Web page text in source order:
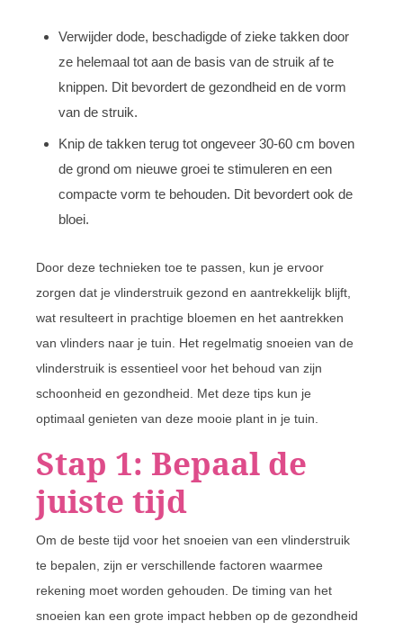
Verwijder dode, beschadigde of zieke takken door
ze helemaal tot aan de basis van de struik af te
knippen. Dit bevordert de gezondheid en de vorm
van de struik.
Knip de takken terug tot ongeveer 30-60 cm boven
de grond om nieuwe groei te stimuleren en een
compacte vorm te behouden. Dit bevordert ook de
bloei.
Door deze technieken toe te passen, kun je ervoor
zorgen dat je vlinderstruik gezond en aantrekkelijk blijft,
wat resulteert in prachtige bloemen en het aantrekken
van vlinders naar je tuin. Het regelmatig snoeien van de
vlinderstruik is essentieel voor het behoud van zijn
schoonheid en gezondheid. Met deze tips kun je
optimaal genieten van deze mooie plant in je tuin.
Stap 1: Bepaal de
juiste tijd
Om de beste tijd voor het snoeien van een vlinderstruik
te bepalen, zijn er verschillende factoren waarmee
rekening moet worden gehouden. De timing van het
snoeien kan een grote impact hebben op de gezondheid